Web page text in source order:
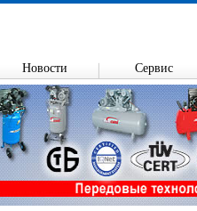
Новости Сервис